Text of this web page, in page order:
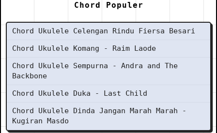
Chord Populer
Chord Ukulele Celengan Rindu Fiersa Besari
Chord Ukulele Komang - Raim Laode
Chord Ukulele Sempurna - Andra and The
Backbone
Chord Ukulele Duka - Last Child
Chord Ukulele Dinda Jangan Marah Marah -
Kugiran Masdo